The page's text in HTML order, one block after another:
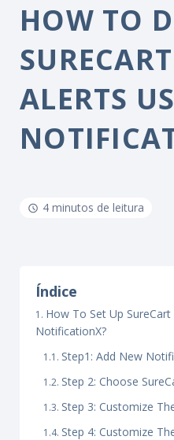
HOW TO
ALERTS
4 minutos de leitura
Índice
How To Set Up
NotificationX?
Step1: Add New
Step 2: Choose
Step 3: Customize
Step 4: Customize